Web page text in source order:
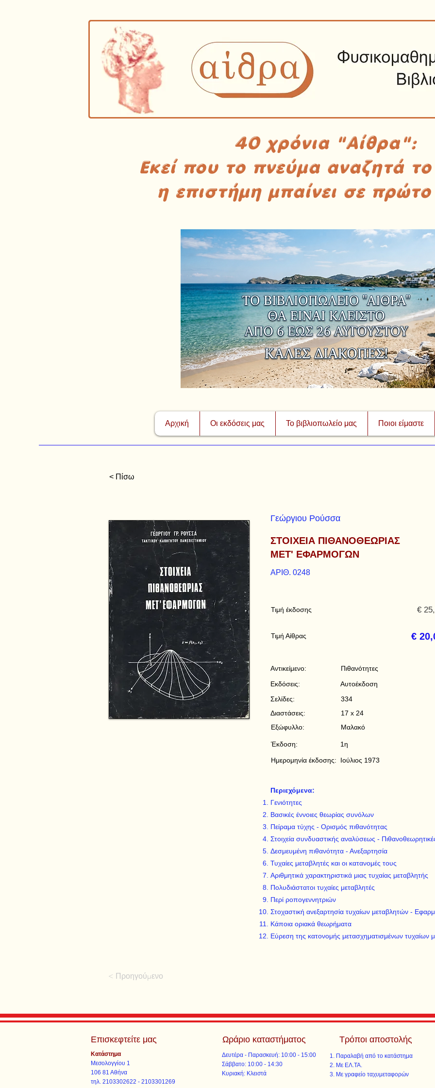
40 χρόνια "Αίθρα":
Εκεί που το πνεύμα αναζητά
η επιστήμη μπαίνει σε
Αρχική Οι εκδόσεις μας Το βιβλιοπωλείο μας Ποιοι είμαστε
< Πίσω
Γεώργιου Ρούσσα
ΣΤΟΙΧΕΙΑ ΠΙΘΑΝΟΘΕΩΡΙΑΣ
ΜΕΤ' ΕΦΑΡΜΟΓΩΝ
ΑΡΙΘ. 0248
Τιμή έκδοσης
Τιμή Αίθρας
€
€
Πιθανότητες
Αυτοέκδοση
334
17 x 24
Μαλακό
1η
Ιούλιος 1973
Αντικείμενο:
Εκδόσεις:
Σελίδες:
Διαστάσεις:
Εξώφυλλο:
Έκδοση:
Ημερομηνία έκδοσης:
Περιεχόμενα:
Γενιότητες
Βασικές έννοιες θεωρίας συνόλων
Πείραμα τύχης - Ορισμός πιθανότητας
Στοιχεία συνδυαστικής αναλύσεως -
Δεσμευμένη πιθανότητα - Ανεξαρτησία
Τυχαίες μεταβλητές και οι κατανομές τους
Αριθμητικά χαρακτηριστικά μιας τυχαίας μεταβλητής
Πολυδιάστατοι τυχαίες μεταβλητές
Περί ροπογεννητριών
Στοχαστική ανεξαρτησία τυχαίων μεταβλητών -
Κάποια οριακά θεωρήματα
Εύρεση της κατονομής μετασχηματισμένων τυχαίων
< Προηγούμενο
Επισκεφτείτε μας
Κατάστημα
Μεσολογγίου 1
106 81 Αθήνα
τηλ. 2103302622 - 2103301269
Ωράριο καταστήματος
Δευτέρα - Παρασκευή: 10:00 - 15:00
​​Σάββατο: 10:00 - 14:30
​Κυριακή: Κλειστά
Τρόποι αποστολής
Παραλαβή από το κατάστημα
Με ΕΛ.ΤΑ.​​
Με γραφείο ταχυμεταφορών​